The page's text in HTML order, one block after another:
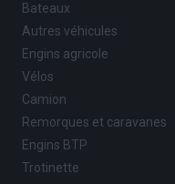
Bateaux
Autres véhicules
Engins agricole
Vélos
Camion
Remorques et caravanes
Engins BTP
Trotinette